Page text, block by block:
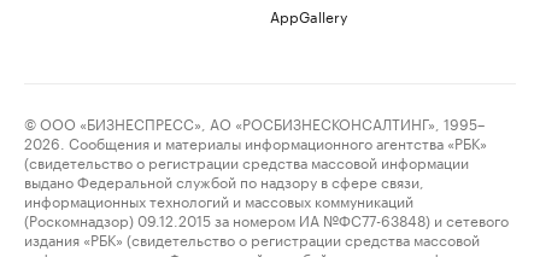
AppGallery
© ООО «БИЗНЕСПРЕСС», АО «РОСБИЗНЕСКОНСАЛТИНГ», 1995–
2026. Сообщения и материалы информационного агентства «РБК»
(свидетельство о регистрации средства массовой информации
выдано Федеральной службой по надзору в сфере связи,
информационных технологий и массовых коммуникаций
(Роскомнадзор) 09.12.2015 за номером ИА №ФС77-63848) и сетевого
издания «РБК» (свидетельство о регистрации средства массовой